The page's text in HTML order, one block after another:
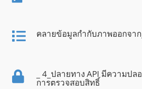
คลายข้อมูลกํากับภาพออกจาก
_ 4_ปลายทาง API มีความป
การตรวจสอบสิทธิ์